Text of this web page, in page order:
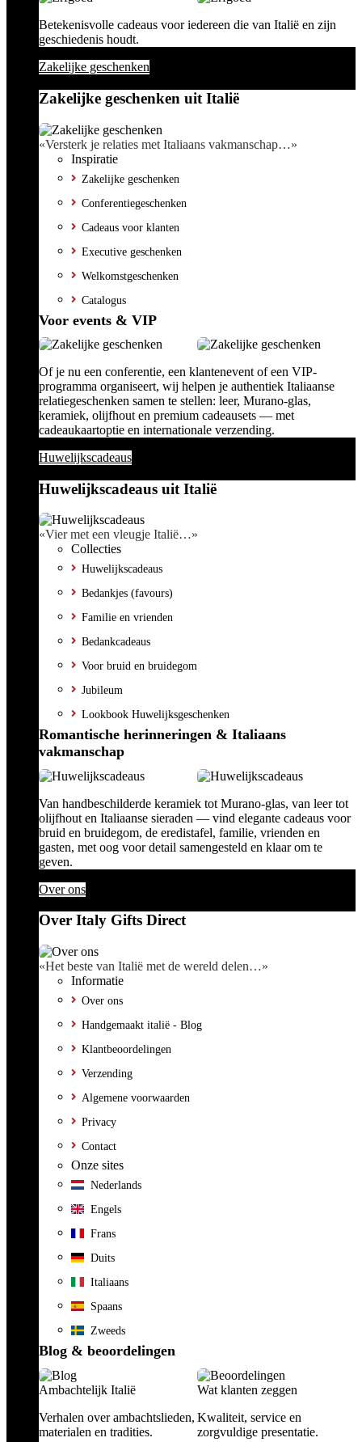
Betekenisvolle cadeaus voor iedereen die van Italië en zijn
geschiedenis houdt.
Zakelijke geschenken
Zakelijke geschenken uit Italië
«Versterk je relaties met Italiaans vakmanschap…»
Inspiratie
Zakelijke geschenken
Conferentiegeschenken
Cadeaus voor klanten
Executive geschenken
Welkomstgeschenken
Catalogus
Voor events & VIP
Of je nu een conferentie, een klantenevent of een VIP-
programma organiseert, wij helpen je authentiek Italiaanse
relatiegeschenken samen te stellen: leer, Murano-glas,
keramiek, olijfhout en premium cadeausets — met
cadeaukaartoptie en internationale verzending.
Huwelijkscadeaus
Huwelijkscadeaus uit Italië
«Vier met een vleugje Italië…»
Collecties
Huwelijkscadeaus
Bedankjes (favours)
Familie en vrienden
Bedankcadeaus
Voor bruid en bruidegom
Jubileum
Lookbook Huwelijksgeschenken
Romantische herinneringen & Italiaans
vakmanschap
Van handbeschilderde keramiek tot Murano-glas, van leer tot
olijfhout en Italiaanse sieraden — vind elegante cadeaus voor
bruid en bruidegom, de eredistafel, familie, vrienden en
gasten, met oog voor detail samengesteld en klaar om te
geven.
Over ons
Over Italy Gifts Direct
«Het beste van Italië met de wereld delen…»
Informatie
Over ons
Handgemaakt italië - Blog
Klantbeoordelingen
Verzending
Algemene voorwaarden
Privacy
Contact
Onze sites
Nederlands
Engels
Frans
Duits
Italiaans
Spaans
Zweeds
Blog & beoordelingen
Ambachtelijk Italië
Verhalen over ambachtslieden,
materialen en tradities.
Wat klanten zeggen
Kwaliteit, service en
zorgvuldige presentatie.